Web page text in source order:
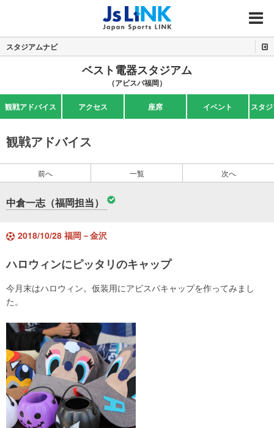
MENU
スタジアムナビ
ベスト電器スタジアム
（アビスパ福岡）
観戦アドバイス アクセス 座席 イベント スタ
観戦アドバイス
前へ 一覧 次へ
中倉一志（福岡担当）
2018/10/28 福岡－金沢
ハロウィンにピッタリのキャップ
今月末はハロウィン。仮装用にアビスパキャップを作ってみまし
た。